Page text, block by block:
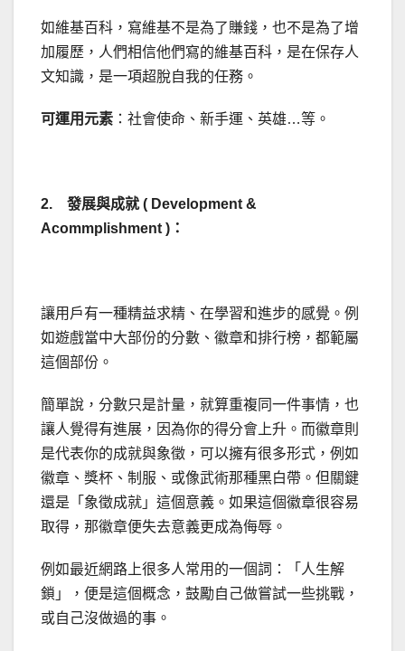
如維基百科，寫維基不是為了賺錢，也不是為了增
加履歷，人們相信他們寫的維基百科，是在保存人
文知識，是一項超脫自我的任務。
可運用元素 ：社會使命、新手運、英雄…等。
2. 發展與成就 ( Development &
Acommplishment )：
讓用戶有一種精益求精、在學習和進步的感覺。例
如遊戲當中大部份的分數、徽章和排行榜，都範屬
這個部份。
簡單說，分數只是計量，就算重複同一件事情，也
讓人覺得有進展，因為你的得分會上升。而徽章則
是代表你的成就與象徵，可以擁有很多形式，例如
徽章、獎杯、制服、或像武術那種黑白帶。但關鍵
還是「象徵成就」這個意義。如果這個徽章很容易
取得，那徽章便失去意義更成為侮辱。
例如最近網路上很多人常用的一個詞：「人生解
鎖」，便是這個概念，鼓勵自己做嘗試一些挑戰，
或自己沒做過的事。